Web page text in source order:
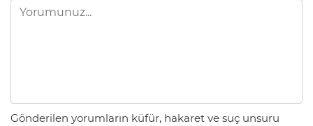
Gönderilen yorumların küfür, hakaret ve suç unsuru